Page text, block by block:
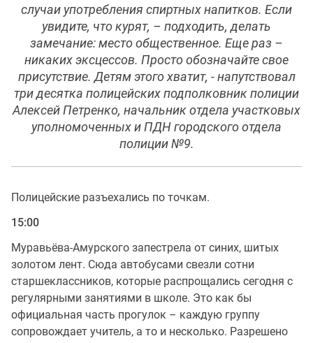
случаи употребления спиртных напитков. Если
увидите, что курят, – подходить, делать
замечание: место общественное. Еще раз –
никаких эксцессов. Просто обозначайте свое
присутствие. Детям этого хватит, - напутствовал
три десятка полицейских подполковник полиции
Алексей Петренко, начальник отдела участковых
уполномоченных и ПДН городского отдела
полиции №9.
Полицейские разъехались по точкам.
15:00
Муравьёва-Амурского запестрела от синих, шитых
золотом лент. Сюда автобусами свезли сотни
старшеклассников, которые распрощались сегодня с
регулярными занятиями в школе. Это как бы
официальная часть прогулок – каждую группу
сопровождает учитель, а то и несколько. Разрешено